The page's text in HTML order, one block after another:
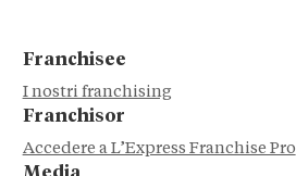
Franchisee
I nostri franchising
Franchisor
Accedere a L’Express Franchise Pro